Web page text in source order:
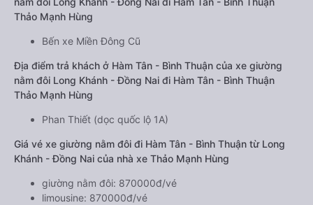
Thảo Mạnh Hùng
Bến xe Miền Đông Cũ
Địa điểm trả khách ở Hàm Tân - Bình Thuận của xe giường
nằm đôi Long Khánh - Đồng Nai đi Hàm Tân - Bình Thuận
Thảo Mạnh Hùng
Phan Thiết (dọc quốc lộ 1A)
Giá vé xe giường nằm đôi đi Hàm Tân - Bình Thuận từ Long
Khánh - Đồng Nai của nhà xe Thảo Mạnh Hùng
giường nằm đôi: 870000đ/vé
limousine: 870000đ/vé